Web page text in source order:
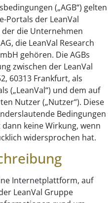
(„AGB“) gelten
Portals der LeanVal
der die Unternehmen
die LeanVal Research
gehören. Die AGBs
zwischen der LeanVal
60313 Frankfurt, als
(„LeanVal“) und dem auf
Nutzer („Nutzer“). Diese
Bedingungen
keine Wirkung, wenn
widersprochen hat.
Internetplattform, auf
LeanVal Gruppe